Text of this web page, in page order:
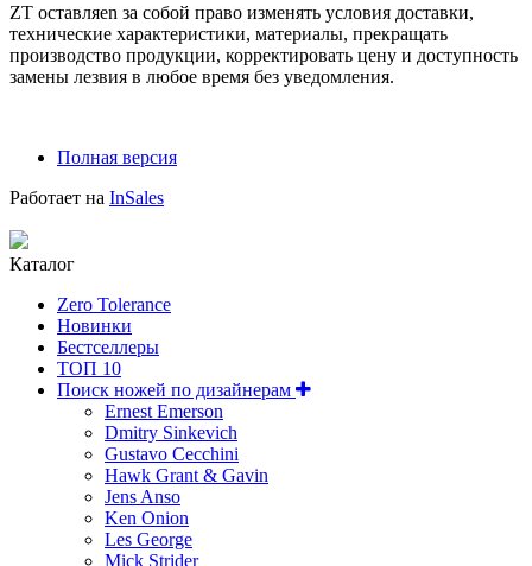
ZT оставляеn за собой право изменять условия доставки,
технические характеристики, материалы, прекращать
производство продукции, корректировать цену и доступность
замены лезвия в любое время без уведомления.
Полная версия
Работает на InSales
Каталог
Zero Tolerance
Новинки
Бестселлеры
ТОП 10
Поиск ножей по дизайнерам
Ernest Emerson
Dmitry Sinkevich
Gustavo Cecchini
Hawk Grant & Gavin
Jens Anso
Ken Onion
Les George
Mick Strider